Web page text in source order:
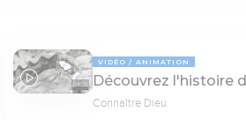
04:31
VIDÉO ANIMATION
Découvrez l'histoire
Connaître Dieu